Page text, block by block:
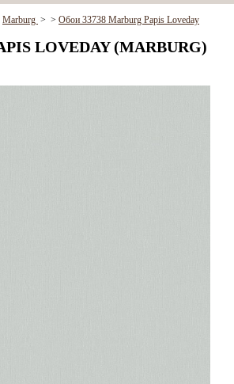
Marburg > > Обои 33738 Marburg Papis Loveday
LOVEDAY (MARBURG)